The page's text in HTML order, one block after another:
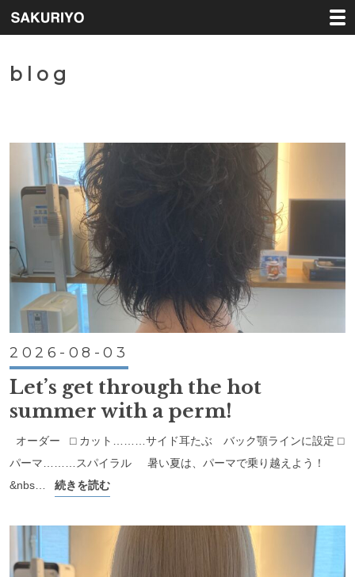
blog
2026-08-03
Let’s get through the hot
summer with a perm!
オーダー ⬜︎ カット………サイド耳たぶ バック顎ラインに設定 ⬜︎
パーマ………スパイラル 暑い夏は、パーマで乗り越えよう！
&nbs…
続きを読む